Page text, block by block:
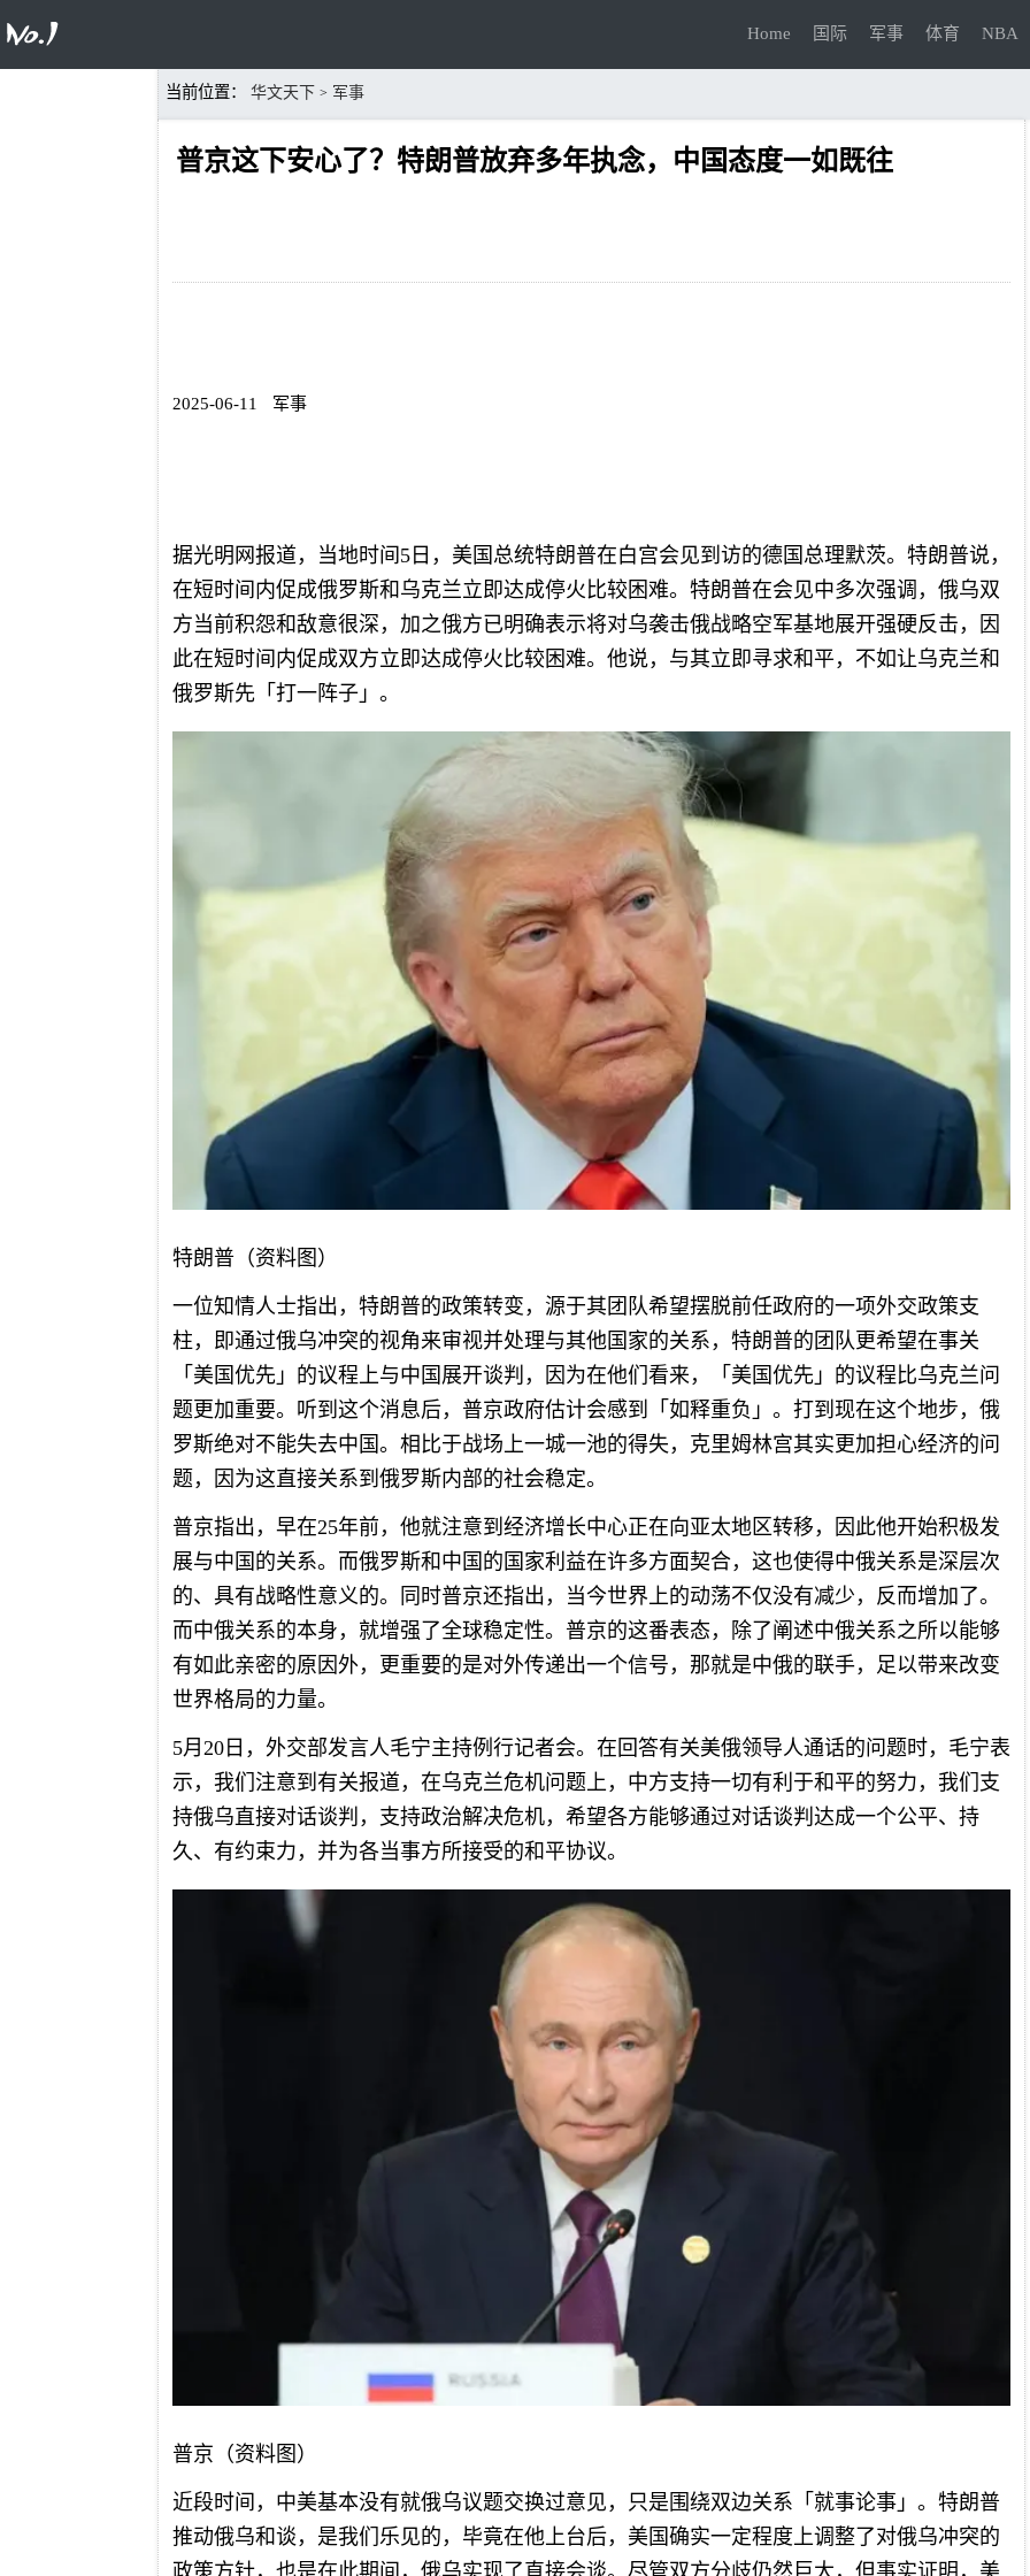
Home 国际 军事 体育 NBA
当前位置： 华文天下 > 军事
普京这下安心了？特朗普放弃多年执念，中国态度一如既往
2025-06-11 军事
据光明网报道，当地时间5日，美国总统特朗普在白宫会见到访的德国总理默茨。特朗普说，
在短时间内促成俄罗斯和乌克兰立即达成停火比较困难。特朗普在会见中多次强调，俄乌双
方当前积怨和敌意很深，加之俄方已明确表示将对乌袭击俄战略空军基地展开强硬反击，因
此在短时间内促成双方立即达成停火比较困难。他说，与其立即寻求和平，不如让乌克兰和
俄罗斯先「打一阵子」。
特朗普（资料图）
一位知情人士指出，特朗普的政策转变，源于其团队希望摆脱前任政府的一项外交政策支
柱，即通过俄乌冲突的视角来审视并处理与其他国家的关系，特朗普的团队更希望在事关
「美国优先」的议程上与中国展开谈判，因为在他们看来，「美国优先」的议程比乌克兰问
题更加重要。听到这个消息后，普京政府估计会感到「如释重负」。打到现在这个地步，俄
罗斯绝对不能失去中国。相比于战场上一城一池的得失，克里姆林宫其实更加担心经济的问
题，因为这直接关系到俄罗斯内部的社会稳定。
普京指出，早在25年前，他就注意到经济增长中心正在向亚太地区转移，因此他开始积极发
展与中国的关系。而俄罗斯和中国的国家利益在许多方面契合，这也使得中俄关系是深层次
的、具有战略性意义的。同时普京还指出，当今世界上的动荡不仅没有减少，反而增加了。
而中俄关系的本身，就增强了全球稳定性。普京的这番表态，除了阐述中俄关系之所以能够
有如此亲密的原因外，更重要的是对外传递出一个信号，那就是中俄的联手，足以带来改变
世界格局的力量。
5月20日，外交部发言人毛宁主持例行记者会。在回答有关美俄领导人通话的问题时，毛宁表
示，我们注意到有关报道，在乌克兰危机问题上，中方支持一切有利于和平的努力，我们支
持俄乌直接对话谈判，支持政治解决危机，希望各方能够通过对话谈判达成一个公平、持
久、有约束力，并为各当事方所接受的和平协议。
普京（资料图）
近段时间，中美基本没有就俄乌议题交换过意见，只是围绕双边关系「就事论事」。特朗普
推动俄乌和谈，是我们乐见的，毕竟在他上台后，美国确实一定程度上调整了对俄乌冲突的